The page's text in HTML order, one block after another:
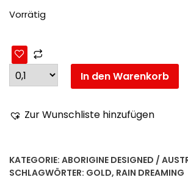
Vorrätig
In den Warenkorb
Zur Wunschliste hinzufügen
KATEGORIE: ABORIGINE DESIGNED /
SCHLAGWÖRTER: GOLD, RAIN DREAMING